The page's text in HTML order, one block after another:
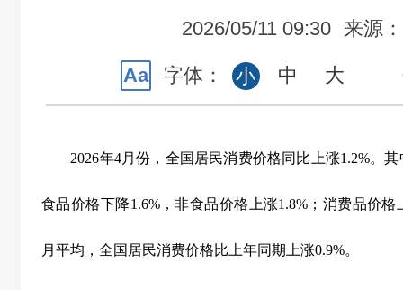
2026/05/11 09:30 来源
Aa 字体： 小 中 大
2026年4月份，全国居民消费价格同比上涨1.2%。
食品价格下降1.6%，非食品价格上涨1.8% ；消费品价格
月平均，全国居民消费价格比上年同期上涨0.9%。